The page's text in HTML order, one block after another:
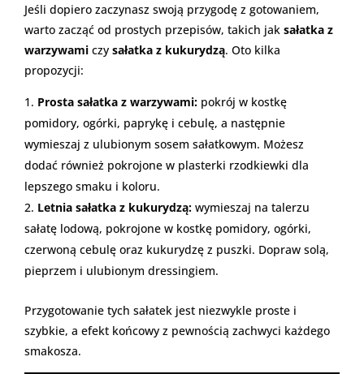
Jeśli dopiero zaczynasz swoją przygodę z gotowaniem,
warto zacząć od prostych przepisów, takich jak sałatka z
warzywami czy sałatka z kukurydzą. Oto kilka
propozycji:
Prosta sałatka z warzywami: pokrój w kostkę
pomidory, ogórki, paprykę i cebulę, a następnie
wymieszaj z ulubionym sosem sałatkowym. Możesz
dodać również pokrojone w plasterki rzodkiewki dla
lepszego smaku i koloru.
Letnia sałatka z kukurydzą: wymieszaj na talerzu
sałatę lodową, pokrojone w kostkę pomidory, ogórki,
czerwoną cebulę oraz kukurydzę z puszki. Dopraw solą,
pieprzem i ulubionym dressingiem.
Przygotowanie tych sałatek jest niezwykle proste i
szybkie, a efekt końcowy z pewnością zachwyci każdego
smakosza.